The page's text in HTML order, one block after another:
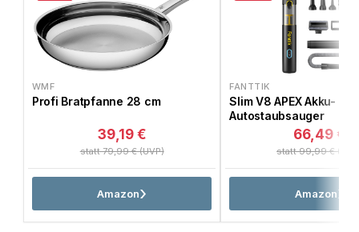
WMF
Profi Bratpfanne 28 cm
statt 79,99 € (UVP)
39,19 €
Amazon
FANTTIK
Slim V8 APEX Akku-
Autostaubsauger
statt 99,99 €
66,49 €
Amazon